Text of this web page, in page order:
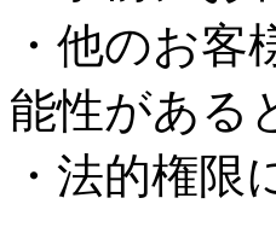
・他のお
能性がある
・法的権